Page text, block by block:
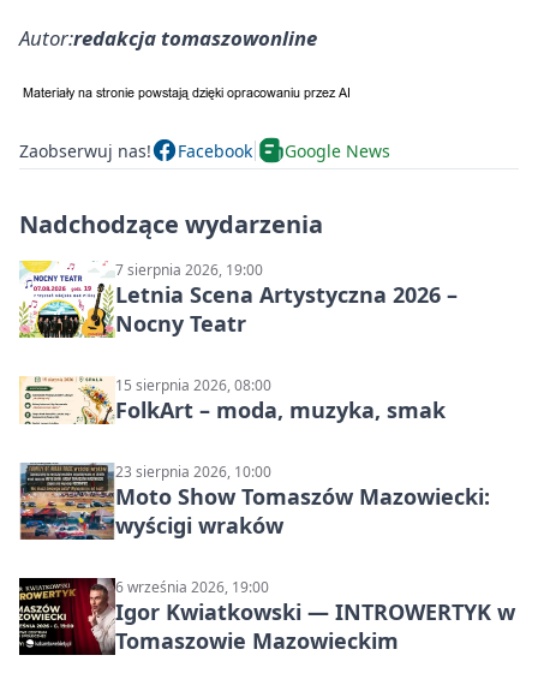
Autor:redakcja tomaszowonline
Zaobserwuj nas! Facebook Google News
Nadchodzące wydarzenia
7 sierpnia 2026, 19:00
Letnia Scena Artystyczna 2026 –
Nocny Teatr
15 sierpnia 2026, 08:00
FolkArt – moda, muzyka, smak
23 sierpnia 2026, 10:00
Moto Show Tomaszów Mazowiecki:
wyścigi wraków
6 września 2026, 19:00
Igor Kwiatkowski — INTROWERTYK w
Tomaszowie Mazowieckim